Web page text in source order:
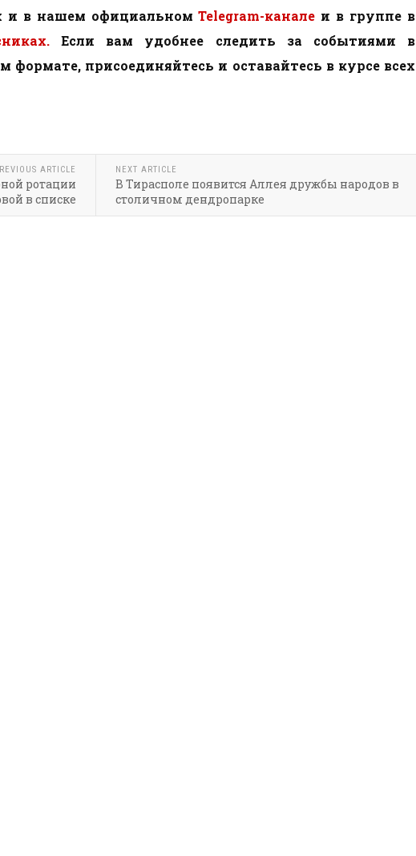
и в нашем официальномTelegram-канале и в группе в
Если вам удобнее следить за событиями в
формате, присоединяйтесь и оставайтесь в курсе всех
ARTICLE
ротации
в списке
NEXT ARTICLE
В Тирасполе появится Аллея дружбы народов в
столичном дендропарке